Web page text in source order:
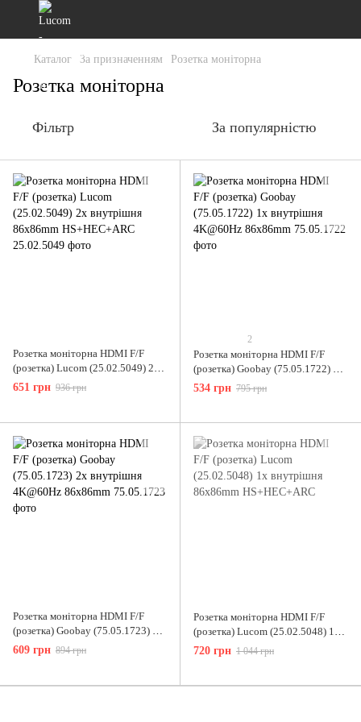
Каталог За призначенням Розетка моніторна
Розетка моніторна
Фільтр За популярністю
Розетка моніторна HDMI F/F
(розетка) Lucom (25.02.5049) 2x
внутрішня 86x86mm
HS+HEC+ARC
651 грн 936 грн
2
Розетка моніторна HDMI F/F
(розетка) Goobay (75.05.1722) 1x
внутрішня 4K@60Hz 86x86mm
534 грн 795 грн
Розетка моніторна HDMI F/F
(розетка) Goobay (75.05.1723) 2x
внутрішня 4K@60Hz 86x86mm
609 грн 894 грн
Розетка моніторна HDMI F/F
(розетка) Lucom (25.02.5048) 1x
внутрішня 86x86mm
HS+HEC+ARC
720 грн 1 044 грн